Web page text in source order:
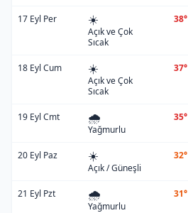
17 Eyl Per ☀️
Açık ve Çok
Sıcak
38°
18 Eyl Cum ☀️
Açık ve Çok
Sıcak
37°
19 Eyl Cmt 🌧️
Yağmurlu
35°
20 Eyl Paz ☀️
Açık / Güneşli
32°
21 Eyl Pzt 🌧️
Yağmurlu
31°